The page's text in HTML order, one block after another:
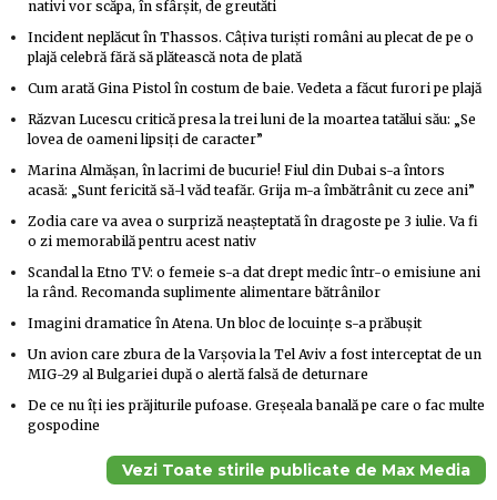
nativi vor scăpa, în sfârșit, de greutăti
Incident neplăcut în Thassos. Câțiva turiști români au plecat de pe o
plajă celebră fără să plătească nota de plată
Cum arată Gina Pistol în costum de baie. Vedeta a făcut furori pe plajă
Răzvan Lucescu critică presa la trei luni de la moartea tatălui său: „Se
lovea de oameni lipsiți de caracter”
Marina Almășan, în lacrimi de bucurie! Fiul din Dubai s-a întors
acasă: „Sunt fericită să-l văd teafăr. Grija m-a îmbătrânit cu zece ani”
Zodia care va avea o surpriză neașteptată în dragoste pe 3 iulie. Va fi
o zi memorabilă pentru acest nativ
Scandal la Etno TV: o femeie s-a dat drept medic într-o emisiune ani
la rând. Recomanda suplimente alimentare bătrânilor
Imagini dramatice în Atena. Un bloc de locuințe s-a prăbușit
Un avion care zbura de la Varşovia la Tel Aviv a fost interceptat de un
MIG-29 al Bulgariei după o alertă falsă de deturnare
De ce nu îți ies prăjiturile pufoase. Greșeala banală pe care o fac multe
gospodine
Vezi Toate stirile publicate de Max Media